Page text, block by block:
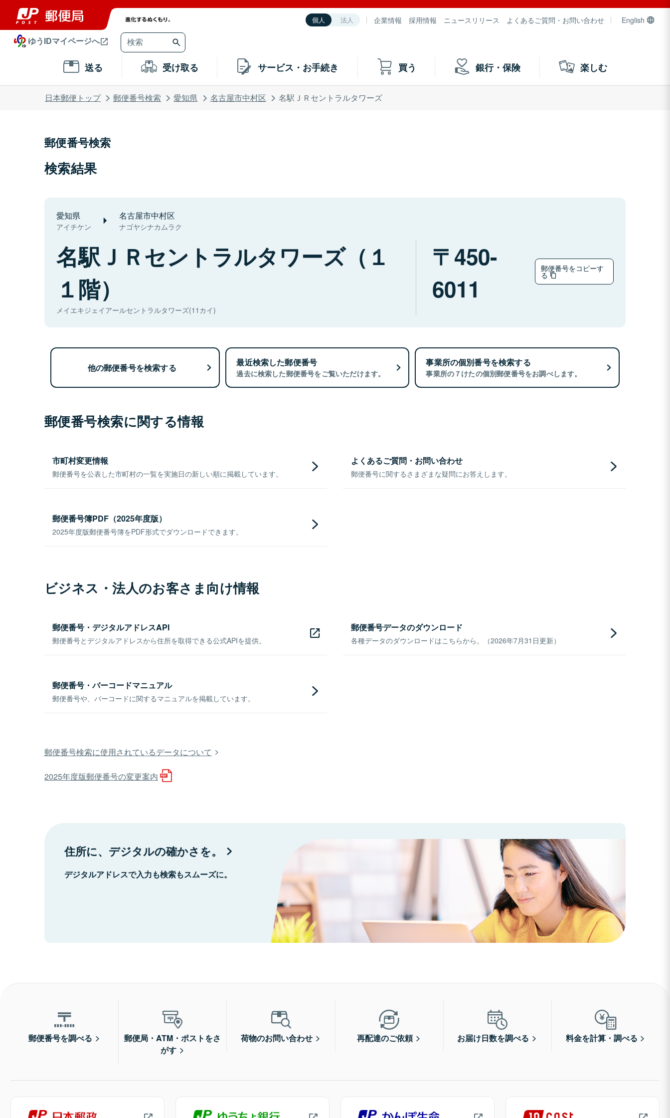
個人 法人 企業情報 採用情報 ニュースリリース よくあるご質問・お問い合わせ English
ゆうIDマイページへ
送る 受け取る サービス・お手続き 買う 銀行・保険 楽しむ
日本郵便トップ 郵便番号検索 愛知県 名古屋市中村区 名駅ＪＲセントラルタワーズ
郵便番号検索
検索結果
愛知県
アイチケン
名古屋市中村区
ナゴヤシナカムラク
名駅ＪＲセントラルタワーズ（１
１階）
メイエキジェイアールセントラルタワーズ(11カイ)
450-
6011
郵便番号をコピーす
る
他の郵便番号を検索する 最近検索した郵便番号
過去に検索した郵便番号をご覧いただけます。
事業所の個別番号を検索する
事業所の７けたの個別郵便番号をお調べします。
郵便番号検索に関する情報
市町村変更情報
郵便番号を公表した市町村の一覧を実施日の新しい順に掲載しています。
よくあるご質問・お問い合わせ
郵便番号に関するさまざまな疑問にお答えします。
郵便番号簿PDF（2025年度版）
2025年度版郵便番号簿をPDF形式でダウンロードできます。
ビジネス・法人のお客さま向け情報
郵便番号・デジタルアドレスAPI
郵便番号とデジタルアドレスから住所を取得できる公式APIを提供。
郵便番号データのダウンロード
各種データのダウンロードはこちらから。（2026年7月31日更新）
郵便番号・バーコードマニュアル
郵便番号や、バーコードに関するマニュアルを掲載しています。
郵便番号検索に使用されているデータについて
2025年度版郵便番号の変更案内
住所に、デジタルの確かさを。
デジタルアドレスで入力も検索もスムーズに。
郵便番号を調べる
郵便局・ATM・ポストをさ
がす
荷物のお問い合わせ 再配達のご依頼 お届け日数を調べる 料金を計算・調べる